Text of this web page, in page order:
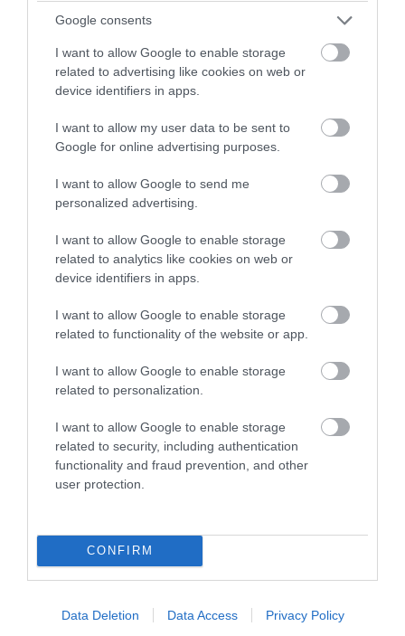
Google consents
I want to allow Google to enable storage
related to advertising like cookies on web or
device identifiers in apps.
I want to allow my user data to be sent to
Google for online advertising purposes.
I want to allow Google to send me
personalized advertising.
I want to allow Google to enable storage
related to analytics like cookies on web or
device identifiers in apps.
I want to allow Google to enable storage
related to functionality of the website or app.
I want to allow Google to enable storage
related to personalization.
I want to allow Google to enable storage
related to security, including authentication
functionality and fraud prevention, and other
user protection.
CONFIRM
Data Deletion Data Access Privacy Policy
PRONEWS.GR /ΔΙΕΘΝΗΣ ΠΟΛΙΤΙΚΗ
Περιοδεία του Ισραηλινού ΥΠΕΞ σε
Ισημερινό και Κολομβία με στόχο την
ενίσχυση των σχέσεων στη Λατινική
Αμερική
06.08.2026 | 07:08